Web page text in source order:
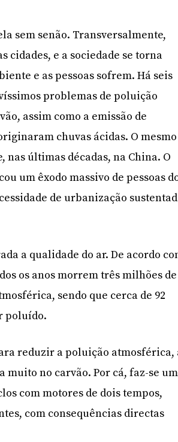
sem senão. Transversalmente,
cidades, e a sociedade se torna
e as pessoas sofrem. Há seis
problemas de poluição
assim como a emissão de
chuvas ácidas. O mesmo
nas últimas décadas, na China. O
um êxodo massivo de pessoas
de urbanização
a qualidade do ar. De acordo
os anos morrem três milhões de
sendo que cerca de 92
poluído.
reduzir a poluição atmosférica,
muito no carvão. Por cá, faz-se um
com motores de dois tempos,
com consequências directas